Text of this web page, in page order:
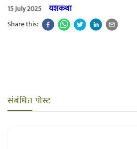
15 July 2025 यशकथा
Share this:
संबंधित पोस्ट